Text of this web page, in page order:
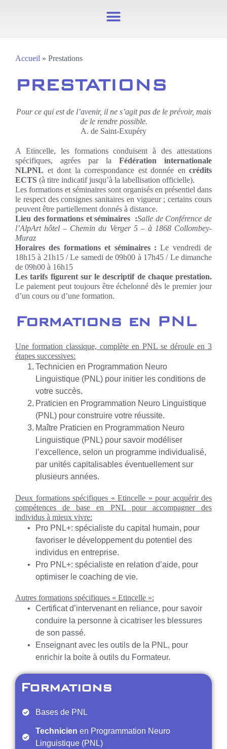
Accueil » Prestations
PRESTATIONS
Pour ce qui est de l’avenir, il ne s’agit pas de le prévoir, mais
de le rendre possible.
A. de Saint-Exupéry
A Etincelle, les formations conduisent à des attestations
spécifiques, agrées par la Fédération internationale
NLPNL et dont la correspondance est donnée en crédits
ECTS (à titre indicatif jusqu’à la labellisation officielle).
Les formations et séminaires sont organisés en présentiel dans
le respect des consignes sanitaires en vigueur ; certains cours
peuvent être partiellement donnés à distance.
Lieu des formations et séminaires :Salle de Conférence de
l’AlpArt hôtel – Chemin du Verger 5 – à 1868 Collombey-
Muraz
Horaires des formations et séminaires : Le vendredi de
18h15 à 21h15 / Le samedi de 09h00 à 17h45 / Le dimanche
de 09h00 à 16h15
Les tarifs figurent sur le descriptif de chaque prestation.
Le paiement peut toujours être échelonné dès le premier jour
d’un cours ou d’une formation.
Formations en PNL
Une formation classique, complète en PNL se déroule en 3
étapes successives:
Technicien en Programmation Neuro
Linguistique (PNL) pour initier les conditions de
votre succès.
Praticien en Programmation Neuro Linguistique
(PNL) pour construire votre réussite.
Maître Praticien en Programmation Neuro
Linguistique (PNL) pour savoir modéliser
l’excellence, selon un programme individualisé,
par unités capitalisables éventuellement sur
plusieurs années.
Deux formations spécifiques « Etincelle » pour acquérir des
compétences de base en PNL pour accompagner des
individus à mieux vivre:
Pro PNL+: spécialiste du capital humain, pour
favoriser le développement du potentiel des
individus en entreprise.
Pro PNL+: spécialiste en relation d’aide, pour
optimiser le coaching de vie.
Autres formations spécifiques « Etincelle »:
Certificat d’intervenant en reliance, pour savoir
conduire la personne à cicatriser les blessures
de son passé.
Enseignant avec les outils de la PNL, pour
enrichir la boite à outils du Formateur.
Formations
Bases de PNL
Technicien en Programmation Neuro
Linguistique (PNL)